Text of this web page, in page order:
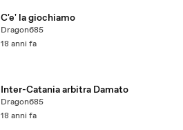
C'e' la giochiamo
Dragon685
18 anni fa
Inter-Catania arbitra Damato
Dragon685
18 anni fa